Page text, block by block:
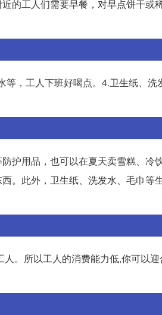
的工人们需要早餐，对早点饼干或
，工人下班好喝点。4.卫生纸、洗
护用品，也可以在夏天卖雪糕、冷
。此外，卫生纸、洗发水、毛巾等
。所以工人的消费能力低,你可以